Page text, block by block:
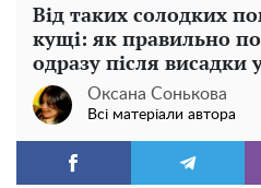
Від таких солодких
кущі: як правильно
одразу після висадки
Оксана Сонькова
Всі матеріали автора